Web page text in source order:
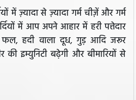
में ज़्यादा से ज़्यादा गर्म चीज़ें और गर्म
में आप अपने आहार में हरी पत्तेदार
फल, हदी वाला दूध, गुड़ आदि जरूर
इम्युनिटी बढ़ेगी और बीमारियों से